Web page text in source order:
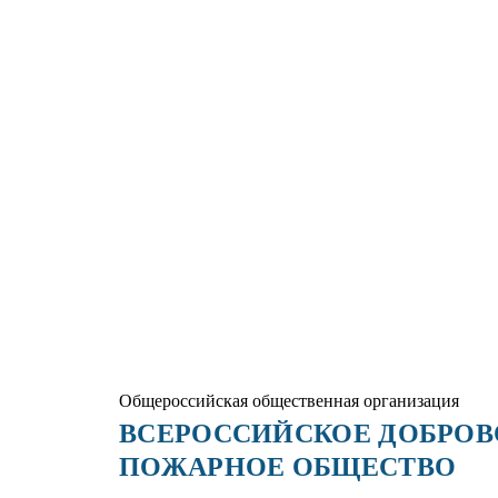
Общероссийская общественная организация
ВСЕРОССИЙСКОЕ
ПОЖАРНОЕ ОБЩЕСТВО